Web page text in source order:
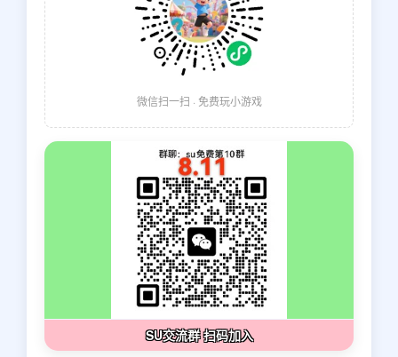
微信扫一扫 · 免费玩小游戏
SU交流群 扫码加入